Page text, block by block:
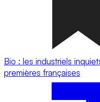
Bio : les industriels
premières françaises